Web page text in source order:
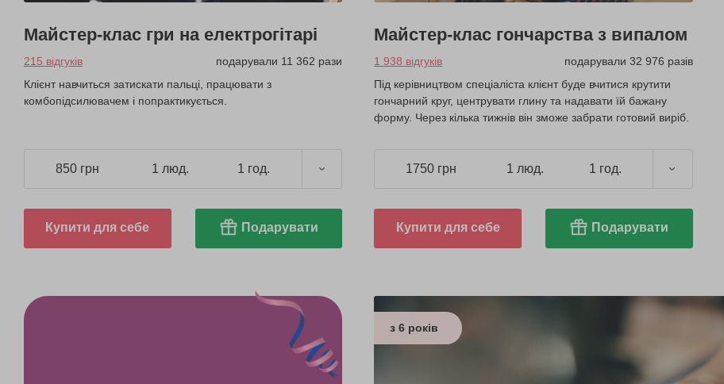
Майстер-клас гри на електрогітарі
215 відгуків
подарували 11 362 рази
Клієнт навчиться затискати пальці, працювати з
комбопідсилювачем і попрактикується.
850 грн 1 люд. 1 год.
Купити для себе Подарувати
Майстер-клас гончарства з випалом
1 938 відгуків
подарували 32 976 разів
Під керівництвом спеціаліста клієнт буде вчитися крутити
гончарний круг, центрувати глину та надавати їй бажану
форму. Через кілька тижнів він зможе забрати готовий виріб.
1750 грн 1 люд. 1 год.
Купити для себе Подарувати
з 6 років